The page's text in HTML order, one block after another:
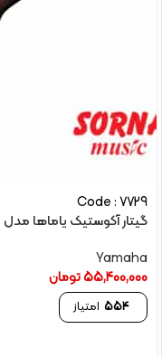
Code : 7729
گیتار آکوستیک یاماها مدل F370 TOBACCO BROWN SUNBURST
Yamaha
55,400,000تومان
554 امتیاز